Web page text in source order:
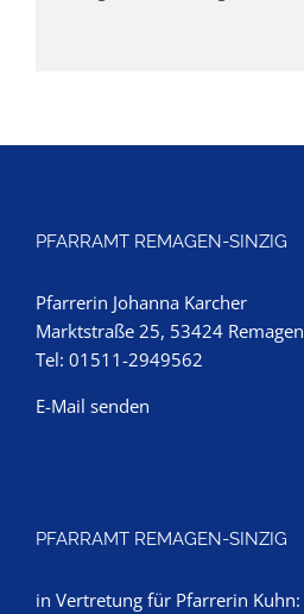
PFARRAMT REMAGEN-SINZIG
Pfarrerin Johanna Karcher
Marktstraße 25, 53424 Remagen
Tel: 01511-2949562
E-Mail senden
PFARRAMT REMAGEN-SINZIG
in Vertretung für Pfarrerin Kuhn: